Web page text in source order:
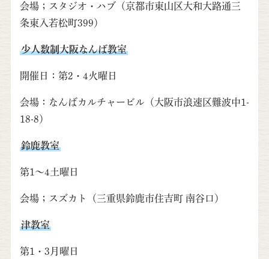
会場；スタジオ・ハブ（京都市東山区大和大路通三
条東入若松町399）
少人数制大阪なんば教室
開催日：第2・4火曜日
会場：なんばカルチャービル（大阪市浪速区難波中1-
18-8）
鈴鹿教室
第1～4土曜日
会場；スズカト（三重県鈴鹿市住吉町 南谷口）
津教室
第1・3月曜日